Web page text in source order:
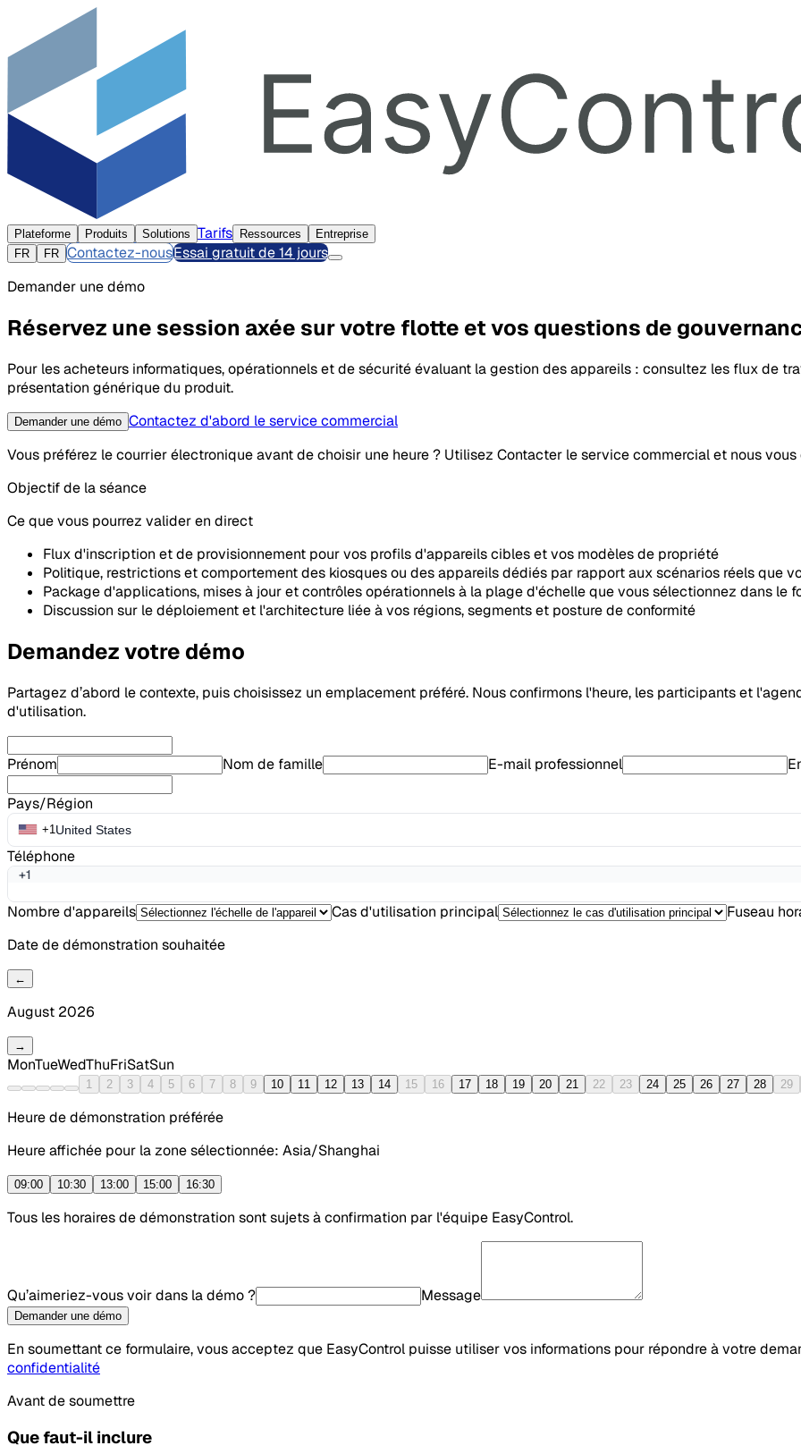
Plateforme Produits Solutions Tarifs Ressources
Entreprise
FR
FR Contactez-nousEssai gratuit de 14 jours
Demander une démo
Réservez une session axée sur votre flotte et vos questions de
Pour les acheteurs informatiques, opérationnels et de sécurité évaluant la gestion des appareils : consultez les flux de
présentation générique du produit.
Demander une démo Contactez d'abord le service commercial
Vous préférez le courrier électronique avant de choisir une heure ? Utilisez Contacter le service commercial et nous
Objectif de la séance
Ce que vous pourrez valider en direct
Flux d'inscription et de provisionnement pour vos profils d'appareils cibles et vos modèles de propriété
Politique, restrictions et comportement des kiosques ou des appareils dédiés par rapport aux scénarios réels que
Package d'applications, mises à jour et contrôles opérationnels à la plage d'échelle que vous sélectionnez dans le
Discussion sur le déploiement et l'architecture liée à vos régions, segments et posture de conformité
Demandez votre démo
Partagez d’abord le contexte, puis choisissez un emplacement préféré. Nous confirmons l'heure, les participants et
d'utilisation.
Prénom Nom de famille E-mail professionnel
Pays/Région
+1United States
Téléphone
+1
Nombre d'appareils Cas d'utilisation principal
Fuseau
Date de démonstration souhaitée
←
August 2026
→
MonTueWedThuFriSatSun
1 2 3 4 5 6 7 8 9 10 11 12 13 14 15 16 17 18 19 20 21 22 23 24 25 26 27 28 29
Heure de démonstration préférée
Heure affichée pour la zone sélectionnée: Asia/Shanghai
09:00 10:30 13:00 15:00 16:30
Tous les horaires de démonstration sont sujets à confirmation par l'équipe EasyControl.
Qu’aimeriez-vous voir dans la démo ? Message
Demander une démo
En soumettant ce formulaire, vous acceptez que EasyControl puisse utiliser vos informations pour répondre à votre
confidentialité
Avant de soumettre
Que faut-il inclure